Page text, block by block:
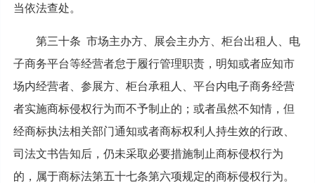
当依法查处。
第三十条 市场主办方、展会主办方、柜台出租人、电
子商务平台等经营者怠于履行管理职责，明知或者应知市
场内经营者、参展方、柜台承租人、平台内电子商务经营
者实施商标侵权行为而不予制止的；或者虽然不知情，但
经商标执法相关部门通知或者商标权利人持生效的行政、
司法文书告知后，仍未采取必要措施制止商标侵权行为
的，属于商标法第五十七条第六项规定的商标侵权行为。